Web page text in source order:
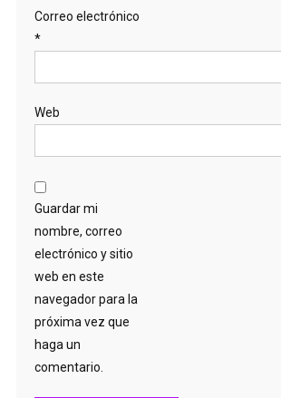
Correo electrónico
*
Web
Guardar mi
nombre, correo
electrónico y sitio
web en este
navegador para la
próxima vez que
haga un
comentario.